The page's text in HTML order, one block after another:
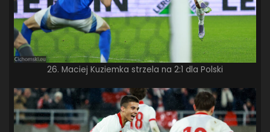
26. Maciej Kuziemka strzela na 2:1 dla Polski